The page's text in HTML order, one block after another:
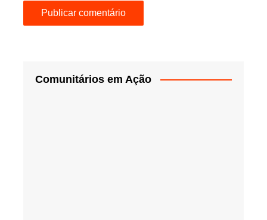
Comunitários em Ação